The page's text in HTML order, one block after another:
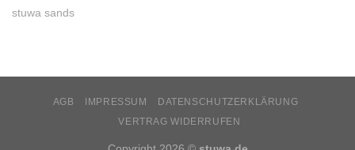
stuwa sands
AGB IMPRESSUM
DATENSCHUTZERKLÄRUNG
VERTRAG WIDERRUFEN